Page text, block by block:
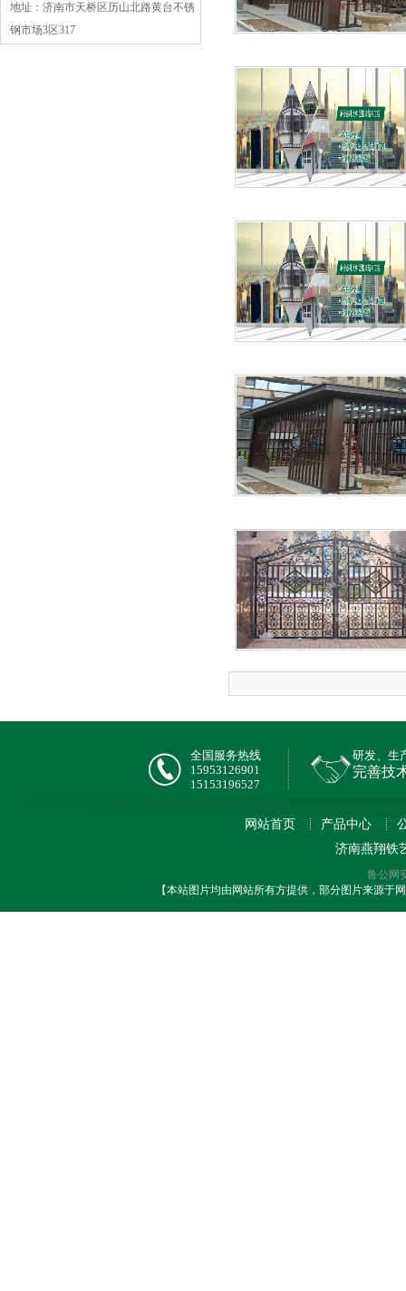
地址：济南市天桥区历山北路黄台不锈
钢市场3区317
全国服务热线
15953126901
15153196527
研发、生
完善技
网站首页 产品中心
济南燕翔铁
鲁公网
【本站图片均由网站所有方提供，部分图片来源